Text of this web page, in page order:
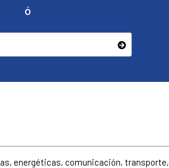
ó
energéticas, comunicación, transporte,